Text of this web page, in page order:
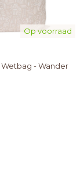
Op voorraad
Wetbag - Wander